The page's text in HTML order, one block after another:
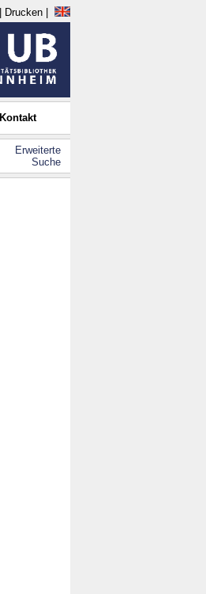
Drucken
Kontakt
Erweiterte
Suche